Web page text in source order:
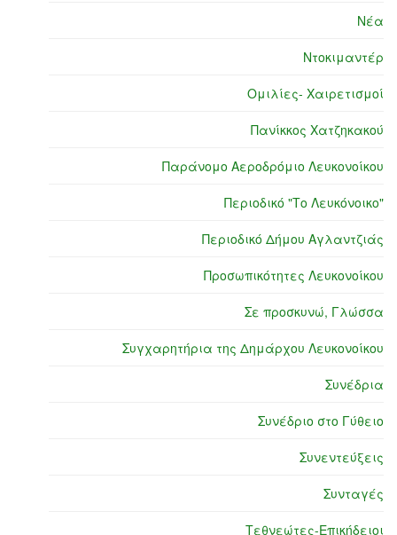
Νέα
Ντοκιμαντέρ
Ομιλίες- Χαιρετισμοί
Πανίκκος Χατζηκακού
Παράνομο Αεροδρόμιο Λευκονοίκου
Περιοδικό "Το Λευκόνοικο"
Περιοδικό Δήμου Αγλαντζιάς
Προσωπικότητες Λευκονοίκου
Σε προσκυνώ, Γλώσσα
Συγχαρητήρια της Δημάρχου Λευκονοίκου
Συνέδρια
Συνέδριο στο Γύθειο
Συνεντεύξεις
Συνταγές
Τεθνεώτες-Επικήδειοι